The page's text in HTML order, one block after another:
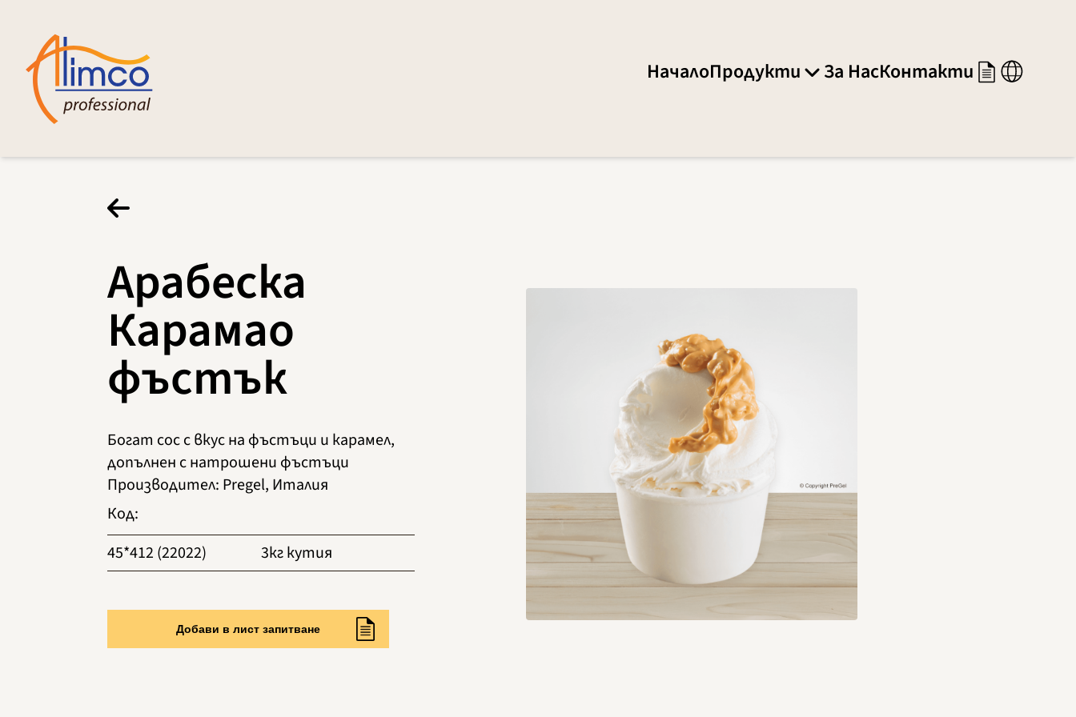
НачалоПродукти За НасКонтакти
Арабеска
Карамао
фъстък
Богат сос с вкус на фъстъци и карамел,
допълнен с натрошени фъстъци
Производител: Pregel, Италия
Код:
45*412 (22022)
3кг кутия
Добави в лист запитване